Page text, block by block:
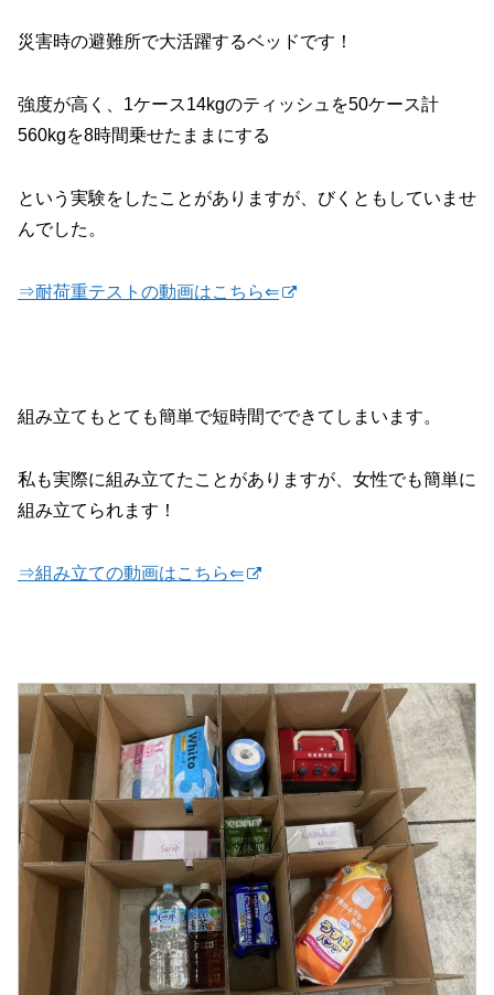
災害時の避難所で大活躍するベッドです！
強度が高く、1ケース14kgのティッシュを50ケース計
560kgを8時間乗せたままにする
という実験をしたことがありますが、びくともしていませ
んでした。
⇒耐荷重テストの動画はこちら⇐
組み立てもとても簡単で短時間でできてしまいます。
私も実際に組み立てたことがありますが、女性でも簡単に
組み立てられます！
⇒組み立ての動画はこちら⇐